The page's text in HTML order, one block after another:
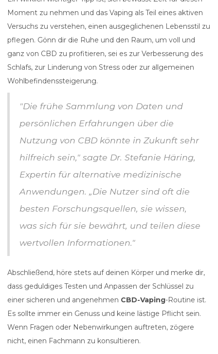
Moment zu nehmen und das Vaping als Teil eines aktiven
Versuchs zu verstehen, einen ausgeglichenen Lebensstil zu
pflegen. Gönn dir die Ruhe und den Raum, um voll und
ganz von CBD zu profitieren, sei es zur Verbesserung des
Schlafs, zur Linderung von Stress oder zur allgemeinen
Wohlbefindenssteigerung.
"Die frühe Sammlung von Daten und
persönlichen Erfahrungen über die
Nutzung von CBD könnte in Zukunft sehr
hilfreich sein," sagte Dr. Stefanie Häring,
Expertin für alternative medizinische
Anwendungen. „Die Nutzer sind oft die
besten Forschungsquellen, sie wissen,
was sich für sie bewährt, und teilen diese
wertvollen Informationen."
Abschließend, höre stets auf deinen Körper und merke dir,
dass geduldiges Testen und Anpassen der Schlüssel zu
einer sicheren und angenehmen CBD-Vaping-Routine ist.
Es sollte immer ein Genuss und keine lästige Pflicht sein.
Wenn Fragen oder Nebenwirkungen auftreten, zögere
nicht, einen Fachmann zu konsultieren.